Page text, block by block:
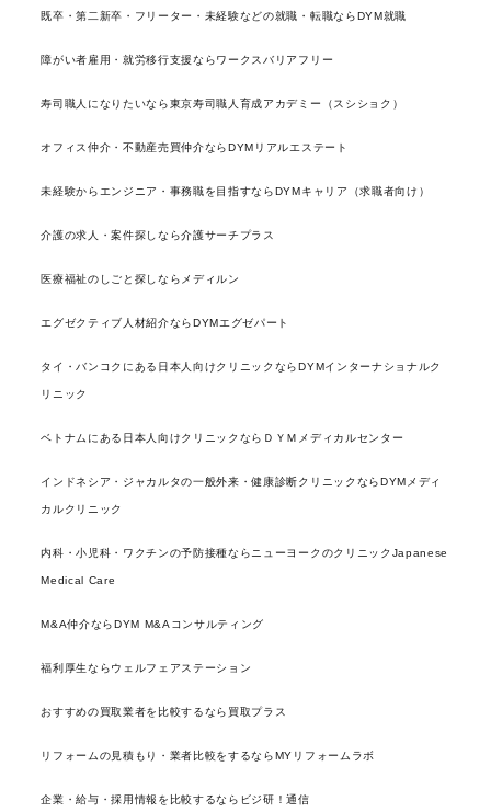
既卒・第二新卒・フリーター・未経験などの就職・転職ならDYM就職
障がい者雇用・就労移行支援ならワークスバリアフリー
寿司職人になりたいなら東京寿司職人育成アカデミー（スシショク）
オフィス仲介・不動産売買仲介ならDYMリアルエステート
未経験からエンジニア・事務職を目指すならDYMキャリア（求職者向け）
介護の求人・案件探しなら介護サーチプラス
医療福祉のしごと探しならメディルン
エグゼクティブ人材紹介ならDYMエグゼパート
タイ・バンコクにある日本人向けクリニックならDYMインターナショナルク
リニック
ベトナムにある日本人向けクリニックならＤＹＭメディカルセンター
インドネシア・ジャカルタの一般外来・健康診断クリニックならDYMメディ
カルクリニック
内科・小児科・ワクチンの予防接種ならニューヨークのクリニックJapanese
Medical Care
M&A仲介ならDYM M&Aコンサルティング
福利厚生ならウェルフェアステーション
おすすめの買取業者を比較するなら買取プラス
リフォームの見積もり・業者比較をするならMYリフォームラボ
企業・給与・採用情報を比較するならビジ研！通信